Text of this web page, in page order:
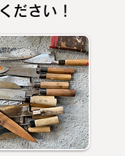
ださい！